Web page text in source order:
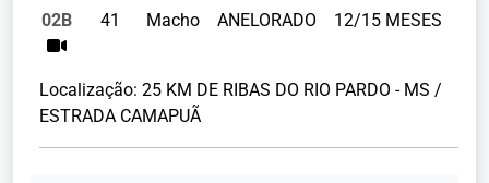
02B 41 Macho ANELORADO 12/15 MESES
Localização: 25 KM DE RIBAS DO RIO PARDO - MS /
ESTRADA CAMAPUÃ